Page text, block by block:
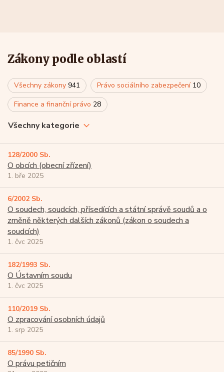
Zákony podle oblastí
Všechny zákony 941 Právo sociálního zabezpečení 10
Finance a finanční právo 28
Všechny kategorie
128/2000 Sb.
O obcích (obecní zřízení)
1. bře 2025
6/2002 Sb.
O soudech, soudcích, přísedících a státní správě soudů a o
změně některých dalších zákonů (zákon o soudech a
soudcích)
1. čvc 2025
182/1993 Sb.
O Ústavním soudu
1. čvc 2025
110/2019 Sb.
O zpracování osobních údajů
1. srp 2025
85/1990 Sb.
O právu petičním